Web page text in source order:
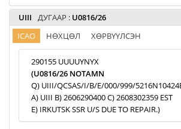
UIII ДУГААР : U0816/26
ICAO НӨХЦӨЛ ХӨРВҮҮЛСЭН
290155 UUUUYNYX
(U0816/26 NOTAMN
Q) UIII/QCSAS/I/B/E/000/999/
A) UIII B) 2606290400 C) 2608302359 EST
E) IRKUTSK SSR U/S DUE TO REPAIR.)